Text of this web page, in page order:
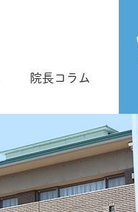
院長コラム